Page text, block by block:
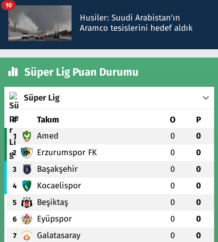
Husiler: Suudi Arabistan'ın
Aramco tesislerini hedef aldık
10
Süper Lig Puan Durumu
Süper Lig
# Takım O P
1 Amed 0 0
2 Erzurumspor FK 0 0
3 Başakşehir 0 0
4 Kocaelispor 0 0
5 Beşiktaş 0 0
6 Eyüpspor 0 0
7 Galatasaray 0 0